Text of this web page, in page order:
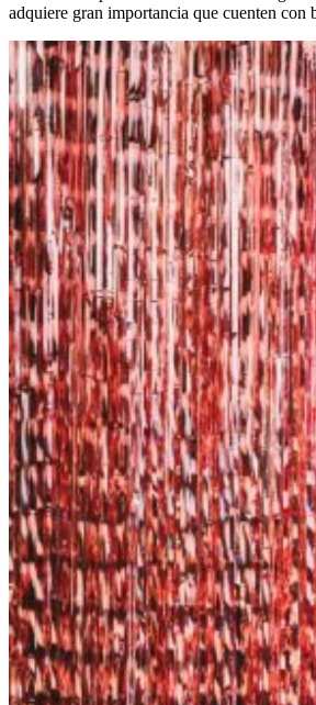
adquiere gran importancia que cuenten con